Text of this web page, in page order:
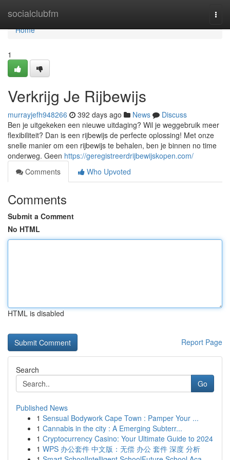
socialclubfm
Home
Home
1
Verkrijg Je Rijbewijs
murrayjefh948266 392 days ago News
Discuss
Ben je uitgekeken een nieuwe uitdaging? Wil je weggebruik meer
flexibiliteit? Dan is een rijbewijs de perfecte oplossing! Met onze
snelle manier om een rijbewijs te behalen, ben je binnen no time
onderweg. Geen https://geregistreerdrijbewijskopen.com/
Comments
Who Upvoted
Comments
Submit a Comment
No HTML
HTML is disabled
Report Page
Search
Go
Published News
1 Sensual Bodywork Cape Town : Pamper Your ...
1 Cannabis in the city : A Emerging Subterr...
1 Cryptocurrency Casino: Your Ultimate Guide to 2024
1 WPS 办公套件 中文版：无偿 办公 套件 深度 分析